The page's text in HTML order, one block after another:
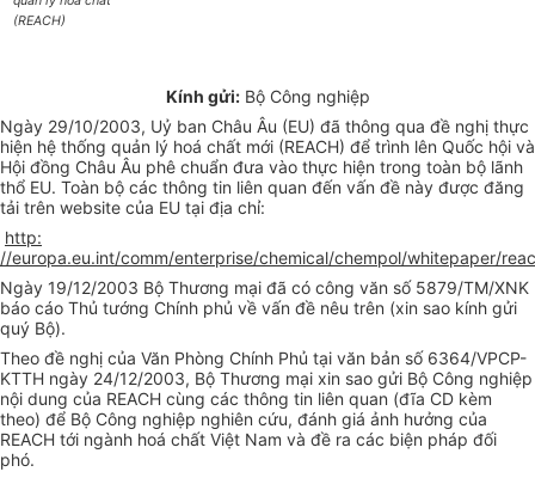
(REACH)
Kính gửi:Bộ Công nghiệp
Ngày 29/10/2003, Uỷ ban Châu Âu (EU) đã thông qua đề nghị thực
hiện hệ thống quản lý hoá chất mới (REACH) để trình lên Quốc hội và
Hội đồng Châu Âu phê chuẩn đưa vào thực hiện trong toàn bộ lãnh
thổ EU. Toàn bộ các thông tin liên quan đến vấn đề này được đăng
tải trên website của EU tại địa chỉ:
http:
//europa.eu.int/comm/enterprise/chemical/chempol/whitepaper/
Ngày 19/12/2003 Bộ Thương mại đã có công văn số 5879/TM/XNK
báo cáo Thủ tướng Chính phủ về vấn đề nêu trên (xin sao kính gửi
quý Bộ).
Theo đề nghị của Văn Phòng Chính Phủ tại văn bản số 6364/VPCP-
KTTH ngày 24/12/2003, Bộ Thương mại xin sao gửi Bộ Công nghiệp
nội dung của REACH cùng các thông tin liên quan (đĩa CD kèm
theo) để Bộ Công nghiệp nghiên cứu, đánh giá ảnh hưởng của
REACH tới ngành hoá chất Việt Nam và đề ra các biện pháp đối
phó.